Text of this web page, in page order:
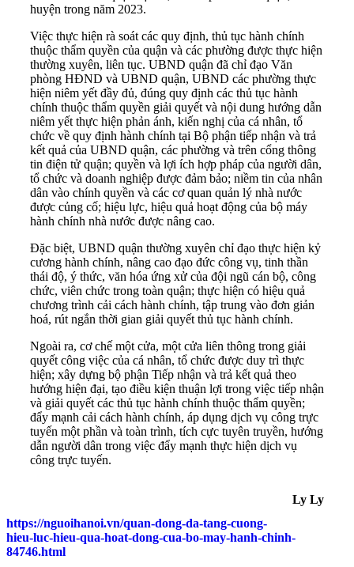
huyện trong năm 2023.
Việc thực hiện rà soát các quy định, thủ tục hành chính
thuộc thẩm quyền của quận và các phường được thực hiện
thường xuyên, liên tục. UBND quận đã chỉ đạo Văn
phòng HĐND và UBND quận, UBND các phường thực
hiện niêm yết đầy đủ, đúng quy định các thủ tục hành
chính thuộc thẩm quyền giải quyết và nội dung hướng dẫn
niêm yết thực hiện phản ánh, kiến nghị của cá nhân, tổ
chức về quy định hành chính tại Bộ phận tiếp nhận và trả
kết quả của UBND quận, các phường và trên cổng thông
tin điện tử quận; quyền và lợi ích hợp pháp của người dân,
tổ chức và doanh nghiệp được đảm bảo; niềm tin của nhân
dân vào chính quyền và các cơ quan quản lý nhà nước
được củng cố; hiệu lực, hiệu quả hoạt động của bộ máy
hành chính nhà nước được nâng cao.
Đặc biệt, UBND quận thường xuyên chỉ đạo thực hiện kỷ
cương hành chính, nâng cao đạo đức công vụ, tinh thần
thái độ, ý thức, văn hóa ứng xử của đội ngũ cán bộ, công
chức, viên chức trong toàn quận; thực hiện có hiệu quả
chương trình cải cách hành chính, tập trung vào đơn giản
hoá, rút ngắn thời gian giải quyết thủ tục hành chính.
Ngoài ra, cơ chế một cửa, một cửa liên thông trong giải
quyết công việc của cá nhân, tổ chức được duy trì thực
hiện; xây dựng bộ phận Tiếp nhận và trả kết quả theo
hướng hiện đại, tạo điều kiện thuận lợi trong việc tiếp nhận
và giải quyết các thủ tục hành chính thuộc thẩm quyền;
đẩy mạnh cải cách hành chính, áp dụng dịch vụ công trực
tuyến một phần và toàn trình, tích cực tuyên truyền, hướng
dẫn người dân trong việc đẩy mạnh thực hiện dịch vụ
công trực tuyến.
Ly Ly
https://nguoihanoi.vn/quan-dong-da-tang-cuong-
hieu-luc-hieu-qua-hoat-dong-cua-bo-may-hanh-chinh-
84746.html